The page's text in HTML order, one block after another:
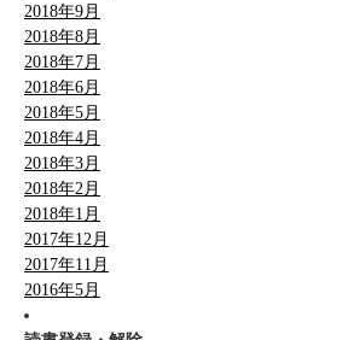
2018年9月
2018年8月
2018年7月
2018年6月
2018年5月
2018年4月
2018年3月
2018年2月
2018年1月
2017年12月
2017年11月
2016年5月